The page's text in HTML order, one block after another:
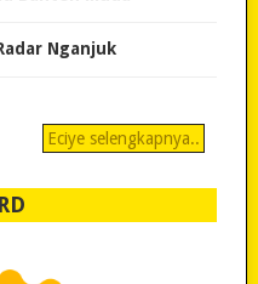
Nganjuk
Eciye selengkapnya..